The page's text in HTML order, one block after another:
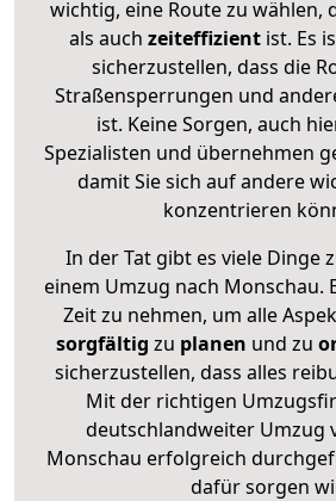
wichtig, eine Route zu wählen,
als auch zeiteffizientist. Es
sicherzustellen, dass die
Straßensperrungen und
ist. Keine Sorgen, auch
Spezialisten und übernehmen
damit Sie sich auf andere
konzentrieren
In der Tat gibt es viele Dinge
einem Umzug nach Monschau.
Zeit zu nehmen, um alle
sorgfältig zu planen und zu
sicherzustellen, dass alles
Mit der richtigen
deutschlandweiter Umzug
Monschau erfolgreich
dafür sorgen